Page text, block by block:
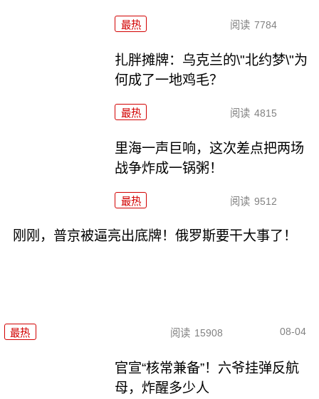
最热 阅读 7784
扎胖摊牌：乌克兰的\"北约梦\"为
何成了一地鸡毛？
最热 阅读 4815
里海一声巨响，这次差点把两场
战争炸成一锅粥！
最热 阅读 9512
刚刚，普京被逼亮出底牌！俄罗斯要干大事了！
最热 阅读 15908 08-04
官宣“核常兼备”！六爷挂弹反航
母，炸醒多少人